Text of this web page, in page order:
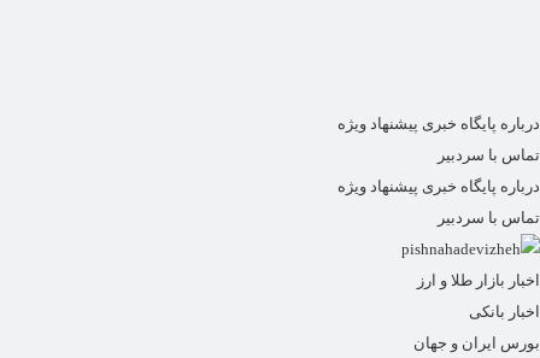
درباره پایگاه خبری پیشنهاد ویژه
تماس با سردبیر
درباره پایگاه خبری پیشنهاد ویژه
تماس با سردبیر
اخبار بازار طلا و ارز
اخبار بانکی
بورس ایران و جهان